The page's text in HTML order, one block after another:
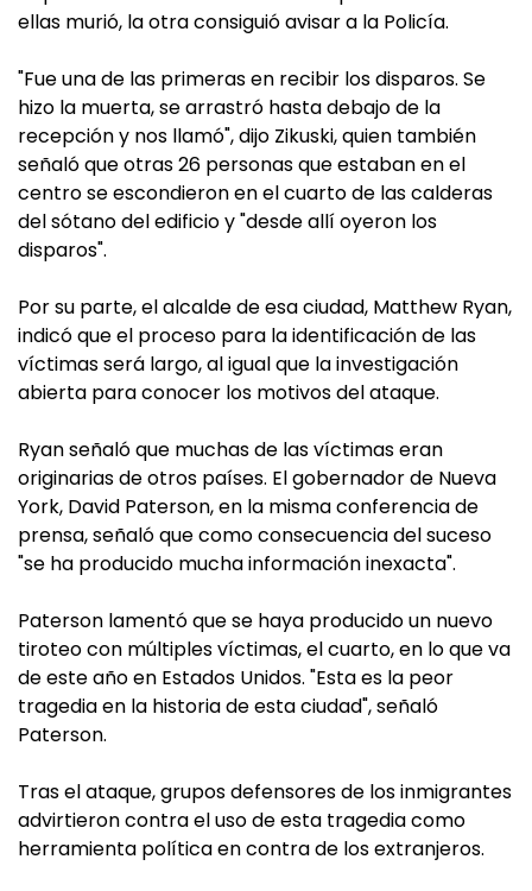
ellas murió, la otra consiguió avisar a la Policía.
"Fue una de las primeras en recibir los disparos. Se
hizo la muerta, se arrastró hasta debajo de la
recepción y nos llamó", dijo Zikuski, quien también
señaló que otras 26 personas que estaban en el
centro se escondieron en el cuarto de las calderas
del sótano del edificio y "desde allí oyeron los
disparos".
Por su parte, el alcalde de esa ciudad, Matthew Ryan,
indicó que el proceso para la identificación de las
víctimas será largo, al igual que la investigación
abierta para conocer los motivos del ataque.
Ryan señaló que muchas de las víctimas eran
originarias de otros países. El gobernador de Nueva
York, David Paterson, en la misma conferencia de
prensa, señaló que como consecuencia del suceso
"se ha producido mucha información inexacta".
Paterson lamentó que se haya producido un nuevo
tiroteo con múltiples víctimas, el cuarto, en lo que va
de este año en Estados Unidos. "Esta es la peor
tragedia en la historia de esta ciudad", señaló
Paterson.
Tras el ataque, grupos defensores de los inmigrantes
advirtieron contra el uso de esta tragedia como
herramienta política en contra de los extranjeros.